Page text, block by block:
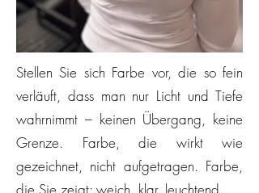
Stellen Sie sich Farbe vor, die so fein
verläuft, dass man nur Licht und Tiefe
wahrnimmt – keinen Übergang, keine
Grenze. Farbe, die wirkt wie
gezeichnet, nicht aufgetragen. Farbe,